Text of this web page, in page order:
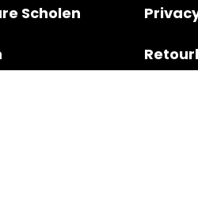
Scholen